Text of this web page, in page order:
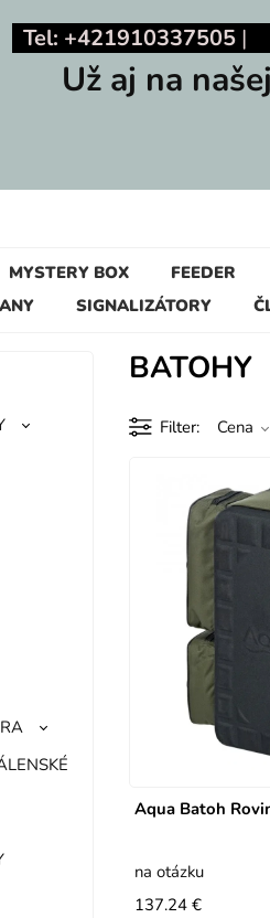
Tel: +421910337505 |
Už aj na
MYSTERY BOX FEEDER
SIGNALIZÁTORY
BATOHY
Filter Cena
Aqua Batoh
na otázku
137.24 €